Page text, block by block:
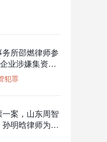
所邵燃律师参
业涉嫌集资诈
犯罪
案，山东周智
明晗律师为其
起诉的结果